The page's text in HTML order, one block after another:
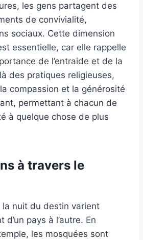
les gens partagent des
de convivialité,
sociaux. Cette dimension
essentielle, car elle rappelle
de l’entraide et de la
des pratiques religieuses,
compassion et la générosité
permettant à chacun de
à quelque chose de plus
à travers le
nuit du destin varient
pays à l’autre. En
les mosquées sont